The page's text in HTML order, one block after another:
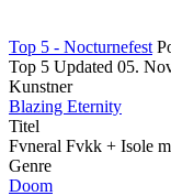
Top 5 - Nocturnefest
Top 5 Updated 05.
Kunstner
Blazing Eternity
Titel
Fvneral Fvkk + Isole
Genre
Doom